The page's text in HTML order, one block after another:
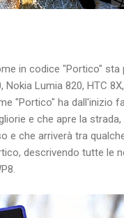
in codice "Portico"
Lumia 820, HTC
"Portico" ha dall'inizio
e che apre la
e che arriverà tra
descrivendo tutte le